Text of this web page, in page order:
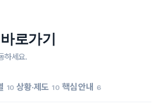
로가기
하세요.
10 상황·제도 10 핵심 안내 6